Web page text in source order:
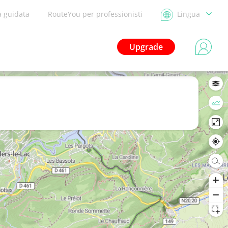
guidata RouteYou per professionisti Lingua
Upgrade